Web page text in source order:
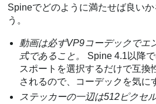
Spineでどのように満たせば良い
う。
動画は必ずVP9コーデックでエ
式であること。
Spine 4.1以降
スポートを選択するだけで互換
されるので、コーデックを気に
ステッカーの一辺は512ピクセ